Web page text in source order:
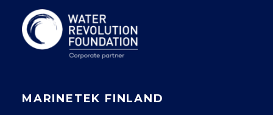
MARINETEK FINLAND